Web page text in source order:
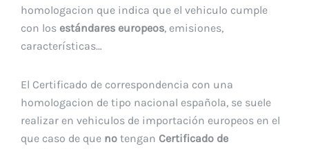
homologacion que indica que el vehiculo cumple
con los estándares europeos, emisiones,
características…
El Certificado de correspondencia con una
homologacion de tipo nacional española, se suele
realizar en vehiculos de importación europeos en el
que caso de que no tengan Certificado de